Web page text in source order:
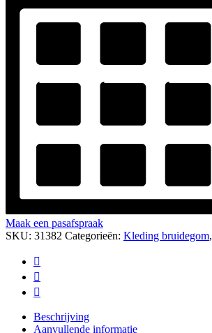
Maak een pasafspraak
SKU: 31382 Categorieën: Kleding bruidegom,
Beschrijving
Aanvullende informatie